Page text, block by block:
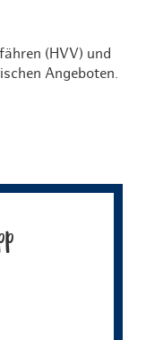
(HVV) und
Angeboten.